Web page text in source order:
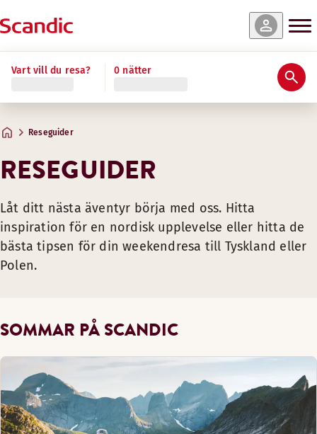
Vart vill du resa? 0 nätter
Reseguider
RESEGUIDER
Låt ditt nästa äventyr börja med oss. Hitta
inspiration för en nordisk upplevelse eller hitta de
bästa tipsen för din weekendresa till Tyskland eller
Polen.
SOMMAR PÅ SCANDIC